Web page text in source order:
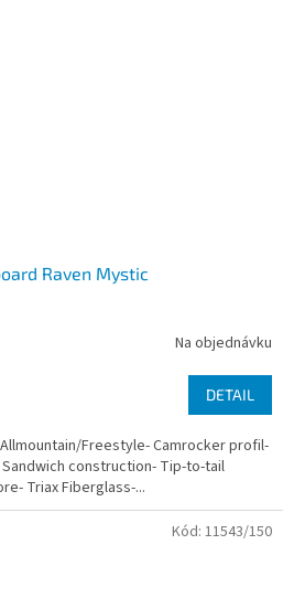
Raven Mystic
Na objednávku
DETAIL
Freestyle- Camrocker profil-
construction- Tip-to-tail
Triax Fiberglass-...
Kód: 11543/150